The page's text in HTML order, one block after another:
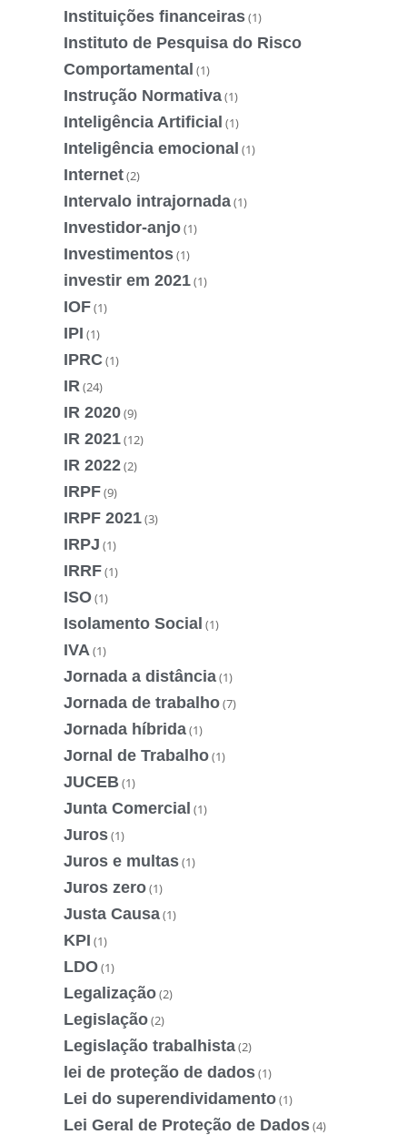
Instituições financeiras(1)
Instituto de Pesquisa do Risco
Comportamental (1)
Instrução Normativa(1)
Inteligência Artificial (1)
Inteligência emocional (1)
Internet(2)
Intervalo intrajornada(1)
Investidor-anjo(1)
Investimentos(1)
investir em 2021(1)
IOF(1)
IPI (1)
IPRC(1)
IR (24)
IR 2020(9)
IR 2021(12)
IR 2022(2)
IRPF(9)
IRPF 2021(3)
IRPJ (1)
IRRF(1)
ISO(1)
Isolamento Social (1)
IVA (1)
Jornada a distância(1)
Jornada de trabalho(7)
Jornada híbrida(1)
Jornal de Trabalho(1)
JUCEB(1)
Junta Comercial (1)
Juros(1)
Juros e multas(1)
Juros zero(1)
Justa Causa(1)
KPI (1)
LDO(1)
Legalização(2)
Legislação(2)
Legislação trabalhista(2)
lei de proteção de dados(1)
Lei do superendividamento(1)
Lei Geral de Proteção de Dados(4)